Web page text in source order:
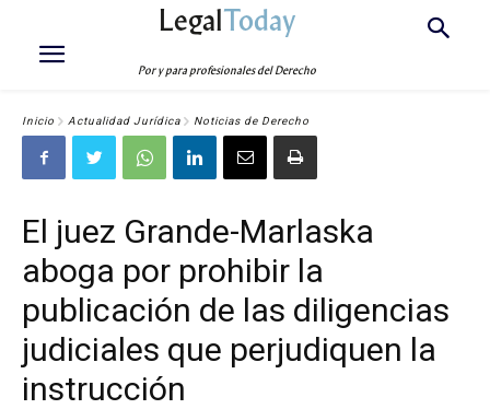
LegalToday
Por y para profesionales del Derecho
Inicio Actualidad Jurídica Noticias de Derecho
El juez Grande-Marlaska
aboga por prohibir la
publicación de las diligencias
judiciales que perjudiquen la
instrucción